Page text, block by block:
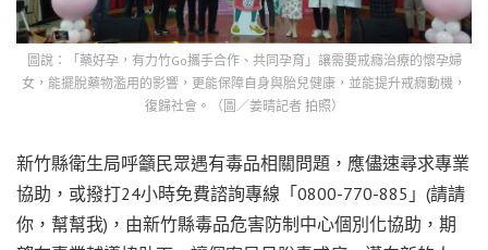
圖說：「藥好孕，有力竹Go攜手合作、共同孕育」讓需要戒癮治療的懷孕婦
女，能擺脫藥物濫用的影響，更能保障自身與胎兒健康，並能提升戒癮動機，
復歸社會。（圖／姜晴記者 拍照）
新竹縣衛生局呼籲民眾遇有毒品相關問題，應儘速尋求專業
協助，或撥打24小時免費諮詢專線「0800-770-885」(請請
你，幫幫我)，由新竹縣毒品危害防制中心個別化協助，期